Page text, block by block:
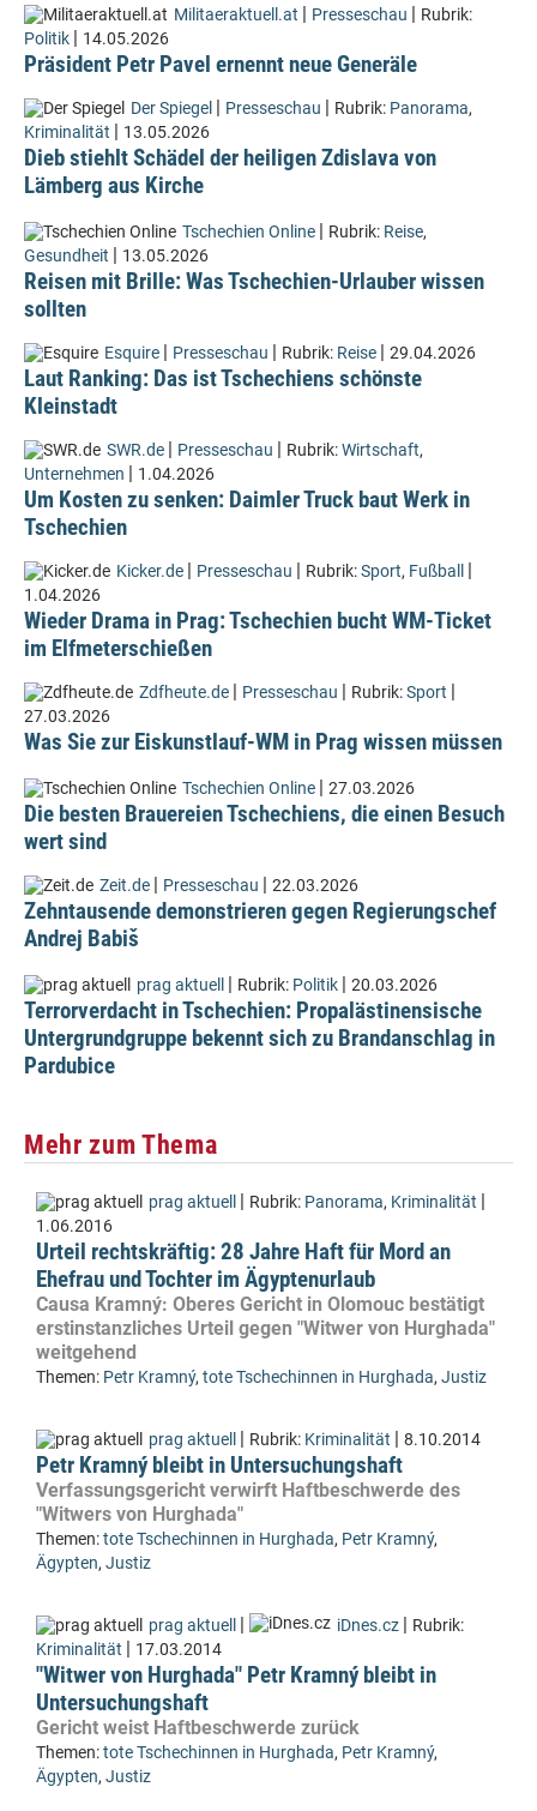
Militaeraktuell.at | Presseschau | Rubrik:
Politik | 14.05.2026
Präsident Petr Pavel ernennt neue Generäle
Der Spiegel | Presseschau | Rubrik: Panorama,
Kriminalität | 13.05.2026
Dieb stiehlt Schädel der heiligen Zdislava von
Lämberg aus Kirche
Tschechien Online | Rubrik: Reise,
Gesundheit | 13.05.2026
Reisen mit Brille: Was Tschechien-Urlauber wissen
sollten
Esquire | Presseschau | Rubrik: Reise | 29.04.2026
Laut Ranking: Das ist Tschechiens schönste
Kleinstadt
SWR.de | Presseschau | Rubrik:Wirtschaft,
Unternehmen | 1.04.2026
Um Kosten zu senken: Daimler Truck baut Werk in
Tschechien
Kicker.de | Presseschau | Rubrik:Sport, Fußball |
1.04.2026
Wieder Drama in Prag: Tschechien bucht WM-Ticket
im Elfmeterschießen
Zdfheute.de | Presseschau | Rubrik:Sport |
27.03.2026
Was Sie zur Eiskunstlauf-WM in Prag wissen müssen
Tschechien Online | 27.03.2026
Die besten Brauereien Tschechiens, die einen Besuch
wert sind
Zeit.de | Presseschau | 22.03.2026
Zehntausende demonstrieren gegen Regierungschef
Andrej Babiš
prag aktuell | Rubrik: Politik | 20.03.2026
Terrorverdacht in Tschechien: Propalästinensische
Untergrundgruppe bekennt sich zu Brandanschlag in
Pardubice
Mehr zum Thema
prag aktuell | Rubrik: Panorama, Kriminalität |
1.06.2016
Urteil rechtskräftig: 28 Jahre Haft für Mord an
Ehefrau und Tochter im Ägyptenurlaub
Causa Kramný: Oberes Gericht in Olomouc bestätigt
erstinstanzliches Urteil gegen "Witwer von Hurghada"
weitgehend
Themen: Petr Kramný, tote Tschechinnen in Hurghada, Justiz
prag aktuell | Rubrik: Kriminalität | 8.10.2014
Petr Kramný bleibt in Untersuchungshaft
Verfassungsgericht verwirft Haftbeschwerde des
"Witwers von Hurghada"
Themen:tote Tschechinnen in Hurghada, Petr Kramný,
Ägypten, Justiz
prag aktuell | iDnes.cz | Rubrik:
Kriminalität | 17.03.2014
"Witwer von Hurghada" Petr Kramný bleibt in
Untersuchungshaft
Gericht weist Haftbeschwerde zurück
Themen:tote Tschechinnen in Hurghada, Petr Kramný,
Ägypten, Justiz